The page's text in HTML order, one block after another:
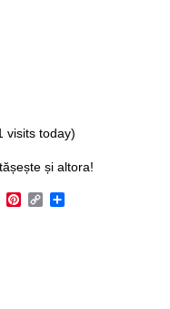
visits today)
și altora!
TwitterPinterest
Copy